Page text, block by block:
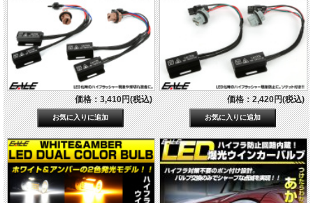
価格：3,410円(税込) 価格：2,420円(税込)